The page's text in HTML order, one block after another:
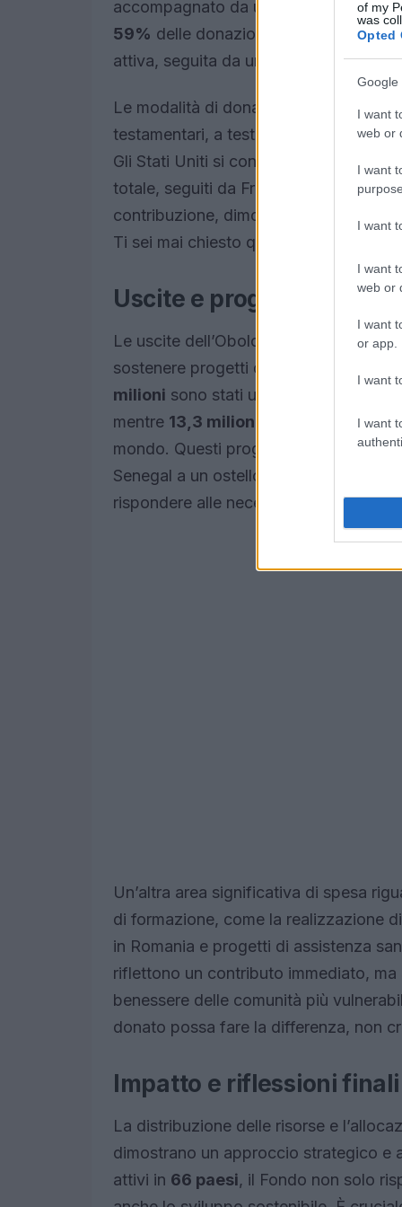
of my
was
Opted
Google
I want
web or
I want
I want
I want
web or
I want
or app.
I want
I want
accompagnato da un contributo
59% delle donazioni proviene dalle
attiva, seguita da una significativa
Le modalità di donazione sono varie:
testamentari, a testimoniare la volontà
Gli Stati Uniti si confermano il
totale, seguiti da Francia e Italia.
contribuzione, dimostra l’ampia rete
Ti sei mai chiesto quanto sia
Uscite e progetti
Le uscite dell’Obolo di San Pietro, pari
sostenere progetti di assistenza
milioni sono stati utilizzati per
mentre 13,3 milioni sono stati
mondo. Questi progetti spaziano
Senegal a un ostello per ragazze in
rispondere alle necessità locali.
Un’altra area significativa di spesa
di formazione, come la realizzazione
in Romania e progetti di assistenza
riflettono un contributo immediato,
benessere delle comunità più
donato possa fare la differenza, non
Impatto e riflessioni finali
La distribuzione delle risorse e
dimostrano un approccio strategico e
attivi in 66 paesi, il Fondo non solo